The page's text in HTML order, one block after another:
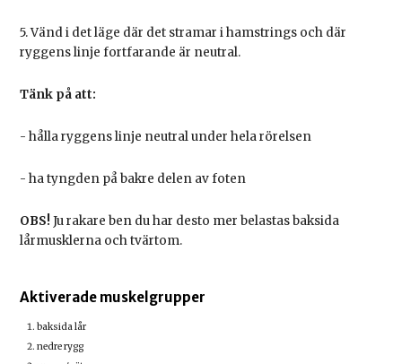
5. Vänd i det läge där det stramar i hamstrings och där
ryggens linje fortfarande är neutral.
Tänk på att:
- hålla ryggens linje neutral under hela rörelsen
- ha tyngden på bakre delen av foten
OBS!Ju rakare ben du har desto mer belastas baksida
lårmusklerna och tvärtom.
Aktiverade muskelgrupper
baksida lår
nedre rygg